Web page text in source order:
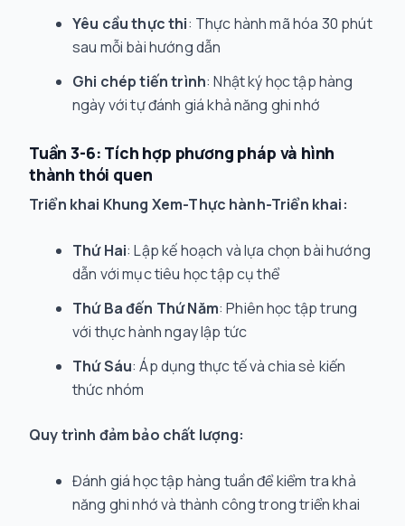
Yêu cầu thực thi: Thực hành mã hóa 30 phút
sau mỗi bài hướng dẫn
Ghi chép tiến trình: Nhật ký học tập hàng
ngày với tự đánh giá khả năng ghi nhớ
Tuần 3-6: Tích hợp phương pháp và hình
thành thói quen
Triển khai Khung Xem-Thực hành-Triển khai:
Thứ Hai: Lập kế hoạch và lựa chọn bài hướng
dẫn với mục tiêu học tập cụ thể
Thứ Ba đến Thứ Năm: Phiên học tập trung
với thực hành ngay lập tức
Thứ Sáu: Áp dụng thực tế và chia sẻ kiến
thức nhóm
Quy trình đảm bảo chất lượng:
Đánh giá học tập hàng tuần để kiểm tra khả
năng ghi nhớ và thành công trong triển khai